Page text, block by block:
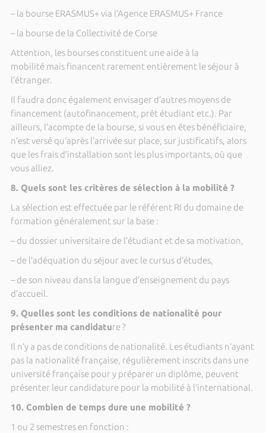
– la bourse ERASMUS+ via l’Agence ERASMUS+ France
– la bourse de la Collectivité de Corse
Attention, les bourses constituent une aide à la
mobilité mais financent rarement entièrement le séjour à
l’étranger.
Il faudra donc également envisager d’autres moyens de
financement (autofinancement, prêt étudiant etc.). Par
ailleurs, l’acompte de la bourse, si vous en êtes bénéficiaire,
n’est versé qu’après l’arrivée sur place, sur justificatifs, alors
que les frais d’installation sont les plus importants, où que
vous alliez.
8. Quels sont les critères de sélection à la mobilité ?
La sélection est effectuée par le référent RI du domaine de
formation généralement sur la base :
– du dossier universitaire de l’étudiant et de sa motivation,
– de l’adéquation du séjour avec le cursus d’études,
– de son niveau dans la langue d’enseignement du pays
d’accueil.
9. Quelles sont les conditions de nationalité pour
présenter ma candidature ?
Il n’y a pas de conditions de nationalité. Les étudiants n’ayant
pas la nationalité française, régulièrement inscrits dans une
université française pour y préparer un diplôme, peuvent
présenter leur candidature pour la mobilité à l’international.
10. Combien de temps dure une mobilité ?
1 ou 2 semestres en fonction :